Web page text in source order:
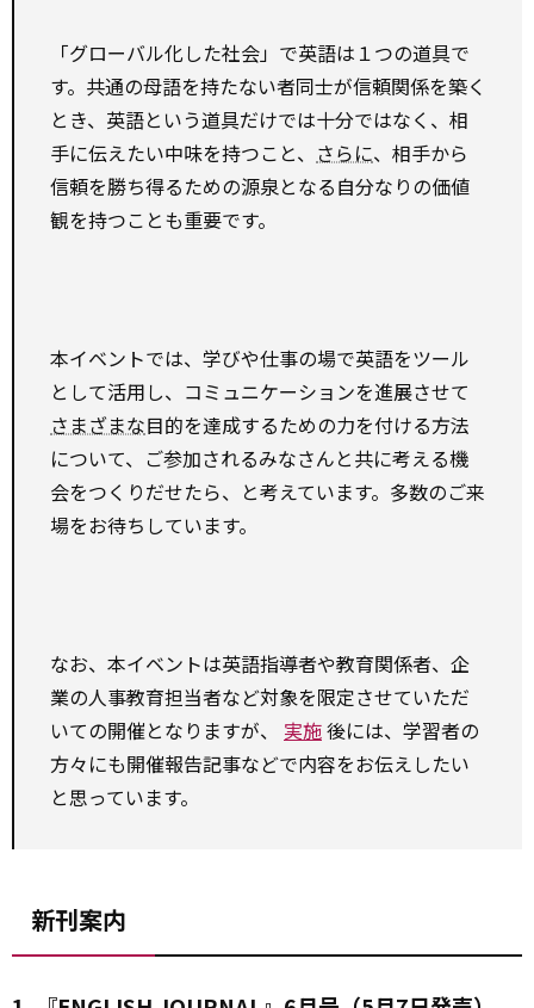
「グローバル化した社会」で英語は１つの道具で
す。共通の母語を持たない者同士が信頼関係を築く
とき、英語という道具だけでは十分ではなく、相
手に伝えたい中味を持つこと、 さらに、相手から
信頼を勝ち得るための源泉となる自分なりの価値
観を持つことも重要です。
本イベントでは、学びや仕事の場で英語をツール
として活用し、コミュニケーションを進展させて
さまざまな目的を達成するための力を付ける方法
について、ご参加されるみなさんと共に考える機
会をつくりだせたら、と考えています。多数のご来
場をお待ちしています。
なお、本イベントは英語指導者や教育関係者、企
業の人事教育担当者など対象を限定させていただ
いての開催となりますが、 実施後には、学習者の
方々にも開催報告記事などで内容をお伝えしたい
と思っています。
新刊案内